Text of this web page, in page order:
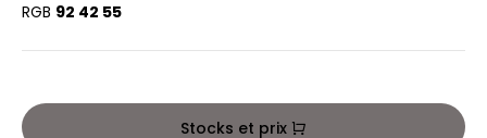
SERIE
RGB 92 42 55
Stocks et prix